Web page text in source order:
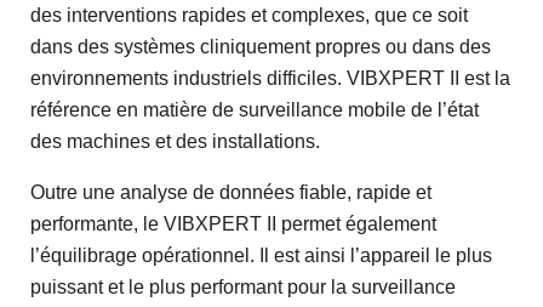
des interventions rapides et complexes, que ce soit
dans des systèmes cliniquement propres ou dans des
environnements industriels difficiles. VIBXPERT II est la
référence en matière de surveillance mobile de l’état
des machines et des installations.
Outre une analyse de données fiable, rapide et
performante, le VIBXPERT II permet également
l’équilibrage opérationnel. Il est ainsi l’appareil le plus
puissant et le plus performant pour la surveillance